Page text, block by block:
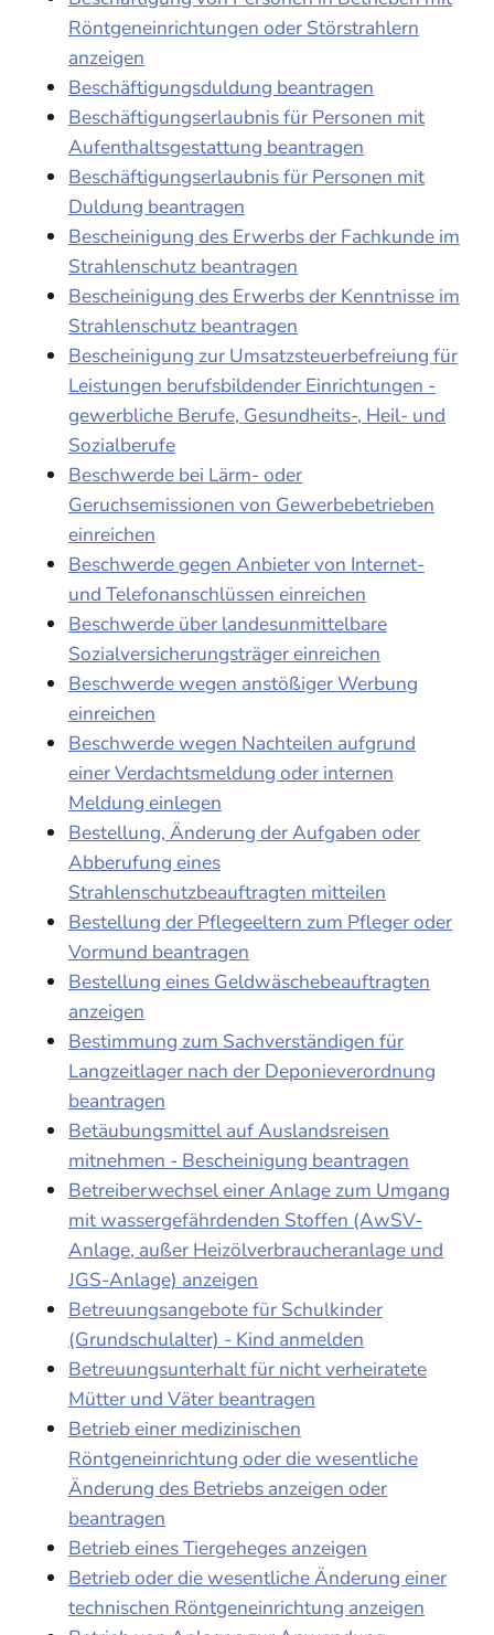
Röntgeneinrichtungen oder Störstrahlern
anzeigen
Beschäftigungsduldung beantragen
Beschäftigungserlaubnis für Personen mit
Aufenthaltsgestattung beantragen
Beschäftigungserlaubnis für Personen mit
Duldung beantragen
Bescheinigung des Erwerbs der Fachkunde im
Strahlenschutz beantragen
Bescheinigung des Erwerbs der Kenntnisse im
Strahlenschutz beantragen
Bescheinigung zur Umsatzsteuerbefreiung für
Leistungen berufsbildender Einrichtungen -
gewerbliche Berufe, Gesundheits-, Heil- und
Sozialberufe
Beschwerde bei Lärm- oder
Geruchsemissionen von Gewerbebetrieben
einreichen
Beschwerde gegen Anbieter von Internet-
und Telefonanschlüssen einreichen
Beschwerde über landesunmittelbare
Sozialversicherungsträger einreichen
Beschwerde wegen anstößiger Werbung
einreichen
Beschwerde wegen Nachteilen aufgrund
einer Verdachtsmeldung oder internen
Meldung einlegen
Bestellung, Änderung der Aufgaben oder
Abberufung eines
Strahlenschutzbeauftragten mitteilen
Bestellung der Pflegeeltern zum Pfleger oder
Vormund beantragen
Bestellung eines Geldwäschebeauftragten
anzeigen
Bestimmung zum Sachverständigen für
Langzeitlager nach der Deponieverordnung
beantragen
Betäubungsmittel auf Auslandsreisen
mitnehmen - Bescheinigung beantragen
Betreiberwechsel einer Anlage zum Umgang
mit wassergefährdenden Stoffen (AwSV-
Anlage, außer Heizölverbraucheranlage und
JGS-Anlage) anzeigen
Betreuungsangebote für Schulkinder
(Grundschulalter) - Kind anmelden
Betreuungsunterhalt für nicht verheiratete
Mütter und Väter beantragen
Betrieb einer medizinischen
Röntgeneinrichtung oder die wesentliche
Änderung des Betriebs anzeigen oder
beantragen
Betrieb eines Tiergeheges anzeigen
Betrieb oder die wesentliche Änderung einer
technischen Röntgeneinrichtung anzeigen